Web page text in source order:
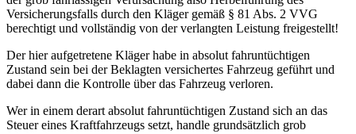
Versicherungsfalls durch den Kläger gemäß § 81 Abs. 2 VVG
berechtigt und vollständig von der verlangten Leistung freigestellt!
Der hier aufgetretene Kläger habe in absolut fahruntüchtigen
Zustand sein bei der Beklagten versichertes Fahrzeug geführt und
dabei dann die Kontrolle über das Fahrzeug verloren.
Wer in einem derart absolut fahruntüchtigen Zustand sich an das
Steuer eines Kraftfahrzeugs setzt, handle grundsätzlich grob